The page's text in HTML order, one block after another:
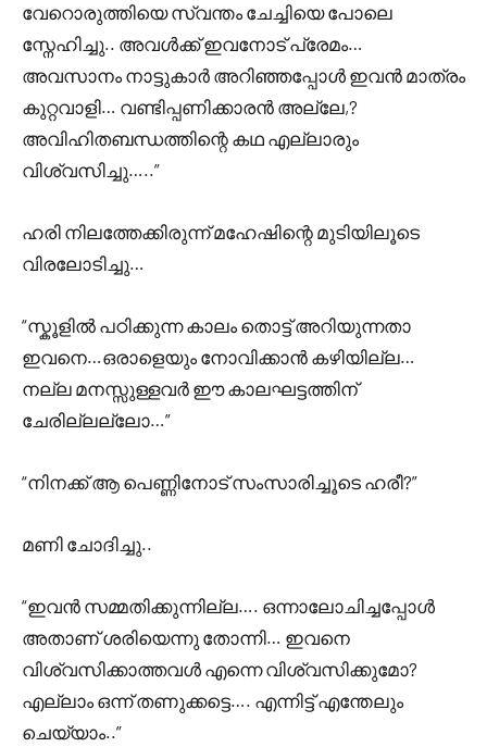
വേറൊരുത്തിയെ സ്വന്തം ചേച്ചിയെ പോലെ
സ്നേഹിച്ചു.. അവൾക്ക് ഇവനോട് പ്രേമം…
അവസാനം നാട്ടുകാർ അറിഞ്ഞപ്പോൾ ഇവൻ മാത്രം
കുറ്റവാളി… വണ്ടിപ്പണിക്കാരൻ അല്ലേ,?
അവിഹിതബന്ധത്തിന്റെ കഥ എല്ലാരും
വിശ്വസിച്ചു…..”
ഹരി നിലത്തേക്കിരുന്ന് മഹേഷിന്റെ മുടിയിലൂടെ
വിരലോടിച്ചു…
“സ്കൂളിൽ പഠിക്കുന്ന കാലം തൊട്ട് അറിയുന്നതാ
ഇവനെ…ഒരാളെയും നോവിക്കാൻ കഴിയില്ല…
നല്ല മനസ്സുള്ളവർ ഈ കാലഘട്ടത്തിന്
ചേരില്ലല്ലോ…”
“നിനക്ക് ആ പെണ്ണിനോട് സംസാരിച്ചൂടെ ഹരീ?”
മണി ചോദിച്ചു..
“ഇവൻ സമ്മതിക്കുന്നില്ല…. ഒന്നാലോചിച്ചപ്പോൾ
അതാണ് ശരിയെന്നു തോന്നി… ഇവനെ
വിശ്വസിക്കാത്തവൾ എന്നെ വിശ്വസിക്കുമോ?
എല്ലാം ഒന്ന് തണുക്കട്ടെ…. എന്നിട്ട് എന്തേലും
ചെയ്യാം..”